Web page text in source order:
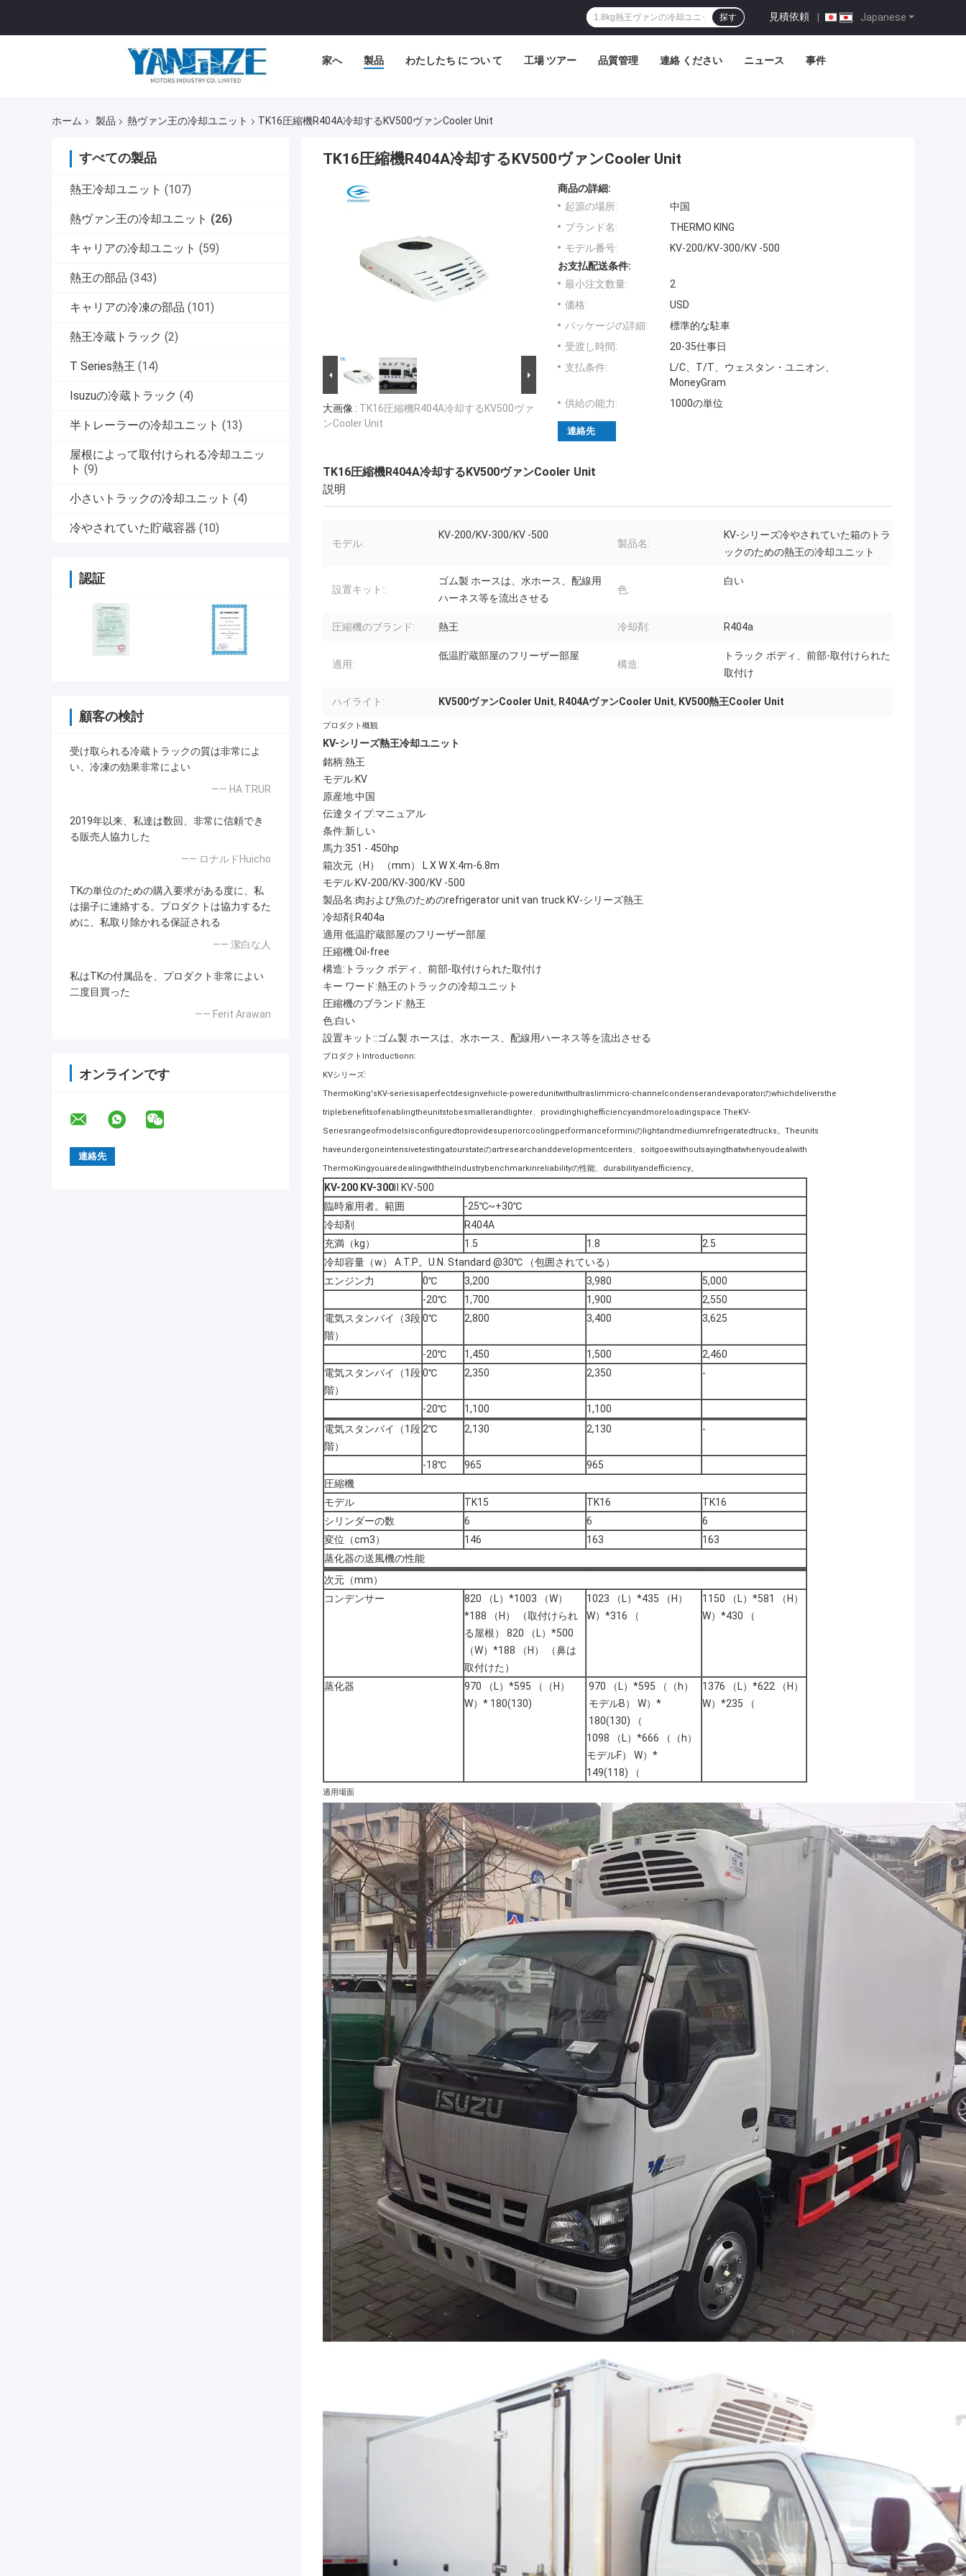
Japanese
見積依頼 |
探す
家へ 製品 わたしたち に つい て 工場 ツアー 品質管理 連絡 ください ニュース 事件
ホーム 製品 熱ヴァン王の冷却ユニット TK16圧縮機R404A冷却するKV500ヴァンCooler Unit
すべての製品
熱王冷却ユニット (107)
熱ヴァン王の冷却ユニット (26)
キャリアの冷却ユニット (59)
熱王の部品 (343)
キャリアの冷凍の部品 (101)
熱王冷蔵トラック (2)
T Series熱王 (14)
Isuzuの冷蔵トラック (4)
半トレーラーの冷却ユニット (13)
屋根によって取付けられる冷却ユニッ
ト (9)
小さいトラックの冷却ユニット (4)
冷やされていた貯蔵容器 (10)
認証
顧客の検討
受け取られる冷蔵トラックの質は非常によ
い、冷凍の効果非常によい
—— HA TRUR
2019年以来、私達は数回、非常に信頼でき
る販売人協力した
—— ロナルドHuicho
TKの単位のための購入要求がある度に、私
は揚子に連絡する。プロダクトは協力するた
めに、私取り除かれる保証される
—— 潔白な人
私はTKの付属品を、プロダクト非常によい
二度目買った
—— Ferit Arawan
オンラインです
TK16圧縮機R404A冷却するKV500ヴァンCooler Unit
大画像 : TK16圧縮機R404A冷却するKV500ヴァ
ンCooler Unit
商品の詳細:
起源の場所:
中国
ブランド名:
THERMO KING
モデル番号:
KV-200/KV-300/KV -500
お支払配送条件:
最小注文数量:
2
価格:
USD
パッケージの詳細:
標準的な駐車
受渡し時間:
20-35仕事日
支払条件:
L/C、T/T、ウェスタン・ユニオン、
MoneyGram
供給の能力:
1000の単位
連絡先
TK16圧縮機R404A冷却するKV500ヴァンCooler Unit
説明
モデル:
KV-200/KV-300/KV -500
製品名:
KV-シリーズ冷やされていた箱のトラ
ックのための熱王の冷却ユニット
設置キット::
ゴム製 ホースは、水ホース、配線用
ハーネス等を流出させる
色:
白い
圧縮機のブランド: 熱王 冷却剤: R404a
適用:
低温貯蔵部屋のフリーザー部屋
構造:
トラック ボディ、前部-取付けられた
取付け
ハイライト: KV500ヴァンCooler Unit, R404AヴァンCooler Unit, KV500熱王Cooler Unit
プロダクト概観
KV-シリーズ熱王冷却ユニット
銘柄:熱王
モデル:KV
原産地:中国
伝達タイプ:マニュアル
条件:新しい
馬力:351 - 450hp
箱次元（H） （mm） L X W X:4m-6.8m
モデル:KV-200/KV-300/KV -500
製品名:肉および魚のためのrefrigerator unit van truck KV-シリーズ熱王
冷却剤:R404a
適用:低温貯蔵部屋のフリーザー部屋
圧縮機:Oil-free
構造:トラック ボディ、前部-取付けられた取付け
キー ワード:熱王のトラックの冷却ユニット
圧縮機のブランド:熱王
色:白い
設置キット::ゴム製 ホースは、水ホース、配線用ハーネス等を流出させる
プロダクトIntroductionn:
KVシリーズ:
ThermoKing'sKV-seriesisaperfectdesignvehicle-poweredunitwithultraslimmicro-channelcondenserandevaporatorのwhichdeliversthe
triplebenefitsofenablingtheunitstobesmallerandlighter、providinghighefficiencyandmoreloadingspace.TheKV-
Seriesrangeofmodelsisconfiguredtoprovidesuperiorcoolingperformanceforminiのlightandmediumrefrigeratedtrucks。Theunits
haveundergoneintensivetestingatourstateのartresearchanddevelopmentcenters、soitgoeswithoutsayingthatwhenyoudealwith
ThermoKingyouaredealingwiththeIndustrybenchmarkinreliabilityの性能、durabilityandefficiency。
KV-200 KV-300 Ⅱ KV-500
臨時雇用者。範囲
-25℃~+30℃
冷却剤
R404A
充満（kg）
1.5 1.8
2.5
冷却容量（w） A.T.P。U.N. Standard @30℃ （包囲されている）
エンジン力
0℃ 3,200 3,980
5,000
-20℃
1,700 1,900
2,550
電気スタンバイ（3段
階）
0℃ 2,800 3,400 3,625
-20℃ 1,450 1,500
2,460
電気スタンバイ（1段
階）
0℃ 2,350 2,350 -
-20℃ 1,100
1,100
電気スタンバイ（1段
階）
2℃ 2,130 2,130 -
-18℃ 965
965
圧縮機
モデル
TK15 TK16
TK16
シリンダーの数
6 6
6
変位（cm3）
146 163
163
蒸化器の送風機の性能
次元（mm）
コンデンサー
820 （L）*1003 （W）
*188 （H） （取付けられ
る屋根） 820 （L）*500
（W）*188 （H） （鼻は
取付けた）
1023 （L）*435 （H）
W）*316 （
1150 （L）*581 （H）
W）*430 （
蒸化器
970 （L）*595 （（H）
W）* 180(130)
970 （L）*595 （（h）
モデルB） W）*
180(130) （
1098 （L）*666 （（h）
モデルF） W）*
149(118) （
1376 （L）*622 （H）
W）*235 （
適用場面